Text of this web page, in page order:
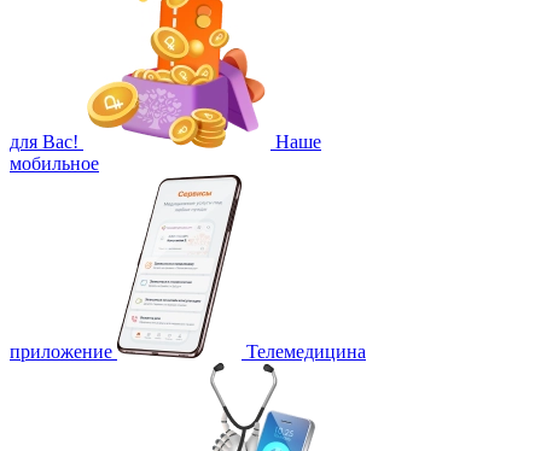
для Вас!
Наше
мобильное
приложение Телемедицина